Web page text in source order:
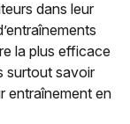
dans leur
la plus efficace
surtout savoir
entraînement en